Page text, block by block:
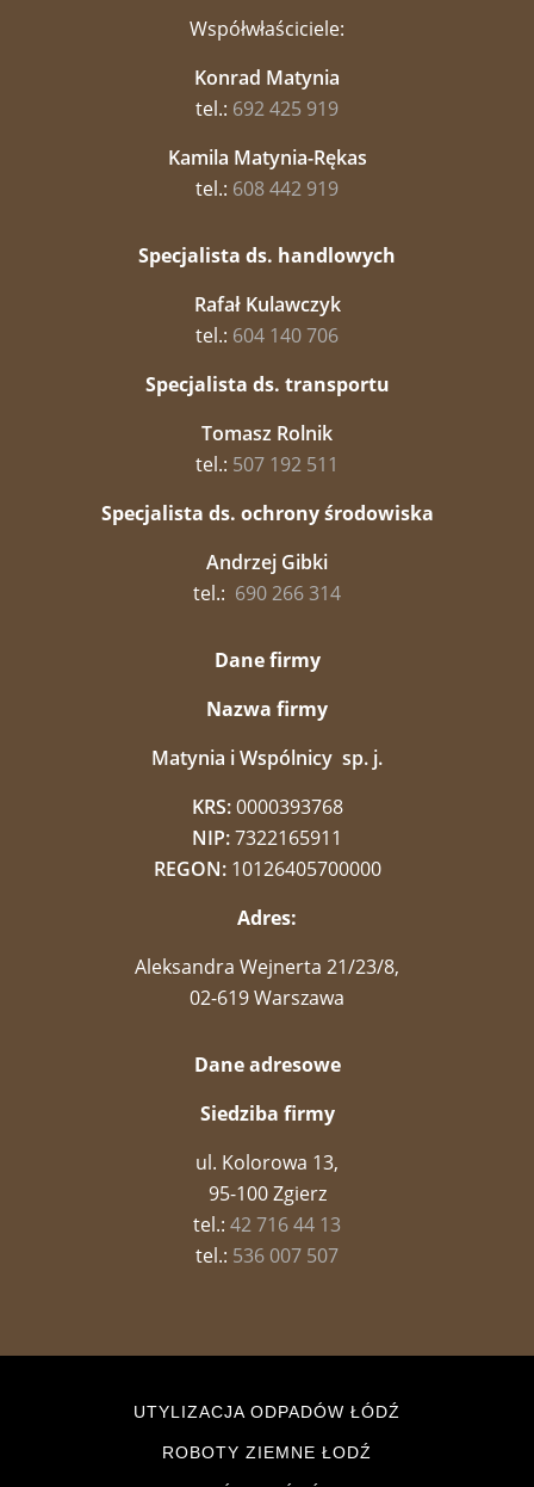
Współwłaściciele:
Konrad Matynia
tel.: 692 425 919
Kamila Matynia-Rękas
tel.: 608 442 919
Specjalista ds. handlowych
Rafał Kulawczyk
tel.: 604 140 706
Specjalista ds. transportu
Tomasz Rolnik
tel.: 507 192 511
Specjalista ds. ochrony środowiska
Andrzej Gibki
tel.: 690 266 314
Dane firmy
Nazwa firmy
Matynia i Wspólnicy sp. j.
KRS:0000393768
NIP:7322165911
REGON:10126405700000
Adres:
Aleksandra Wejnerta 21/23/8,
02-619 Warszawa
Dane adresowe
Siedziba firmy
ul. Kolorowa 13,
95-100 Zgierz
tel.: 42 716 44 13
tel.: 536 007 507
UTYLIZACJA ODPADÓW ŁÓDŹ
ROBOTY ZIEMNE ŁODŹ